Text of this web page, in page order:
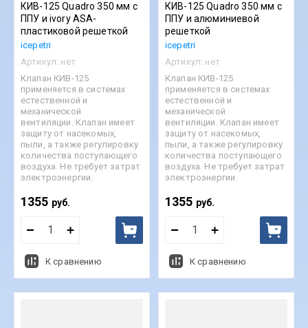
КИВ-125 Quadro 350 мм с
ППУ и ivory ASA-
пластиковой решеткой
icepetri
Артикул: нет
Клапан КИВ-125
применяется в системах
естественной и
механической
вентиляции. Клапан имеет
защиту от насекомых,
пыли, а также регулировку
количества поступающего
воздуха. Не требует затрат
электроэнергии.
1355 руб.
К сравнению
КИВ-125 Quadro 350 мм с
ППУ и алюминиевой
решеткой
icepetri
Артикул: нет
Клапан КИВ-125
применяется в системах
естественной и
механической
вентиляции. Клапан имеет
защиту от насекомых,
пыли, а также регулировку
количества поступающего
воздуха. Не требует затрат
электроэнергии.
1355 руб.
К сравнению